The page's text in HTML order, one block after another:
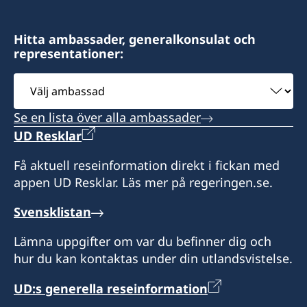
Besök: efter tidsbokning (boka tid per telefon
eller email)
Adress: Av. Mariscal La Mar 750, Of. 601,
Miraflores, Lima 15074, Perú
Konsulatet är stängt på Perus nationella
helgdagar.
Jerónimo, Cusco, Perú
Hitta ambassader, generalkonsulat och
representationer:
Välj
ambassad
Se en lista över alla ambassader
UD Resklar
Få aktuell reseinformation direkt i fickan med
appen UD Resklar. Läs mer på regeringen.se.
Svensklistan
Lämna uppgifter om var du befinner dig och
hur du kan kontaktas under din utlandsvistelse.
UD:s generella reseinformation